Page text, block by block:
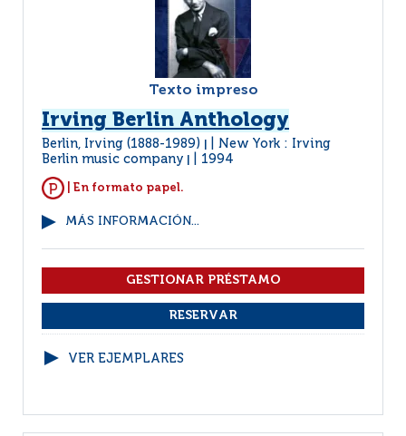
Texto impreso
Irving Berlin Anthology
Berlin, Irving (1888-1989)
New York : Irving
Berlin music company
1994
| En formato papel.
MÁS INFORMACIÓN...
VER EJEMPLARES